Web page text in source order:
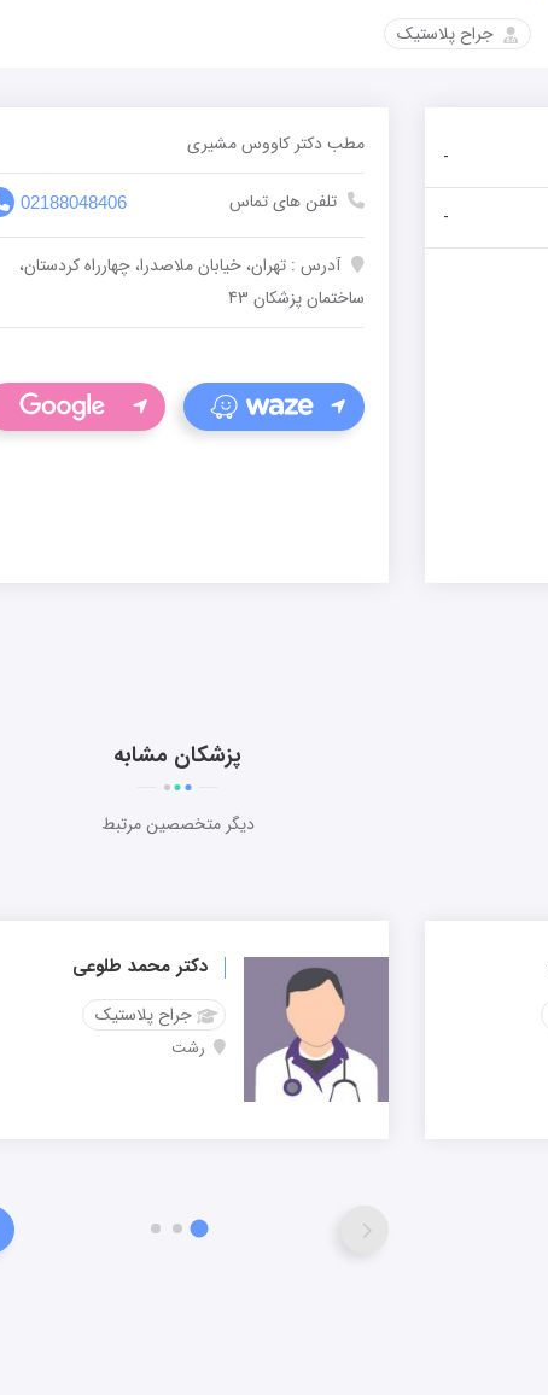
جراح پلاستیک
-
-
مطب دکتر کاووس مشیری
تلفن های تماس 02188048406
آدرس : تهران، خیابان ملاصدرا، چهارراه کردستان،
ساختمان پزشکان 43
پزشکان مشابه
دیگر متخصصین مرتبط
دکتر محمد طلوعی
جراح پلاستیک
رشت